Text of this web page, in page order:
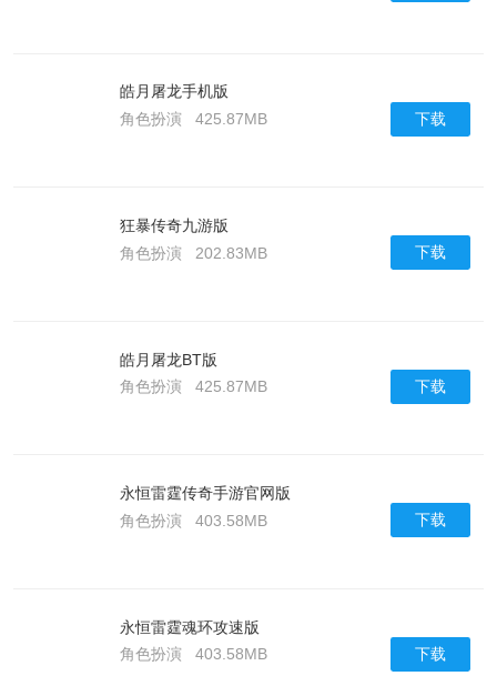
皓月屠龙手机版
角色扮演
425.87MB 下载
狂暴传奇九游版
角色扮演
202.83MB 下载
皓月屠龙BT版
角色扮演
425.87MB 下载
永恒雷霆传奇手游官网版
角色扮演
403.58MB 下载
永恒雷霆魂环攻速版
角色扮演
403.58MB 下载